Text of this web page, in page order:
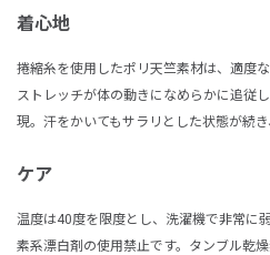
着心地
捲縮糸を使用したポリ天竺素材は、適度
ストレッチが体の動きになめらかに追従
現。汗をかいてもサラリとした状態が続き
ケア
温度は40度を限度とし、洗濯機で非常に
素系漂白剤の使用禁止です。タンブル乾